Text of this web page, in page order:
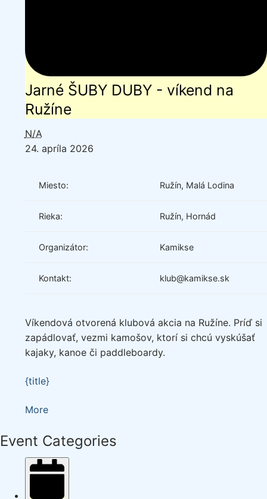
Jarné ŠUBY DUBY - víkend na
Ružíne
N/A
24. apríla 2026
Miesto: Ružín, Malá Lodina
Rieka: Ružín, Hornád
Organizátor: Kamikse
Kontakt: klub@kamikse.sk
Víkendová otvorená klubová akcia na Ružíne. Príď si
zapádlovať, vezmi kamošov, ktorí si chcú vyskúšať
kajaky, kanoe či paddleboardy.
{title}
Moreabout
Event Categories